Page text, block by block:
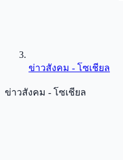
ข่าวสังคม - โซเชียล
ข่าวสังคม - โซเชียล